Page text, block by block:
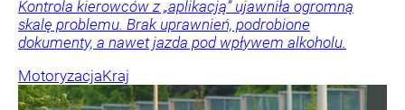
Kontrola kierowców z „aplikacją” ujawniła ogromną
skalę problemu. Brak uprawnień, podrobione
dokumenty, a nawet jazda pod wpływem alkoholu.
MotoryzacjaKraj